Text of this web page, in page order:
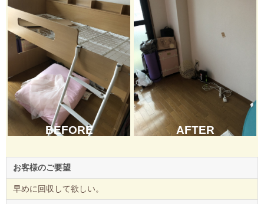
BEFORE AFTER
お客様のご要望
早めに回収して欲しい。